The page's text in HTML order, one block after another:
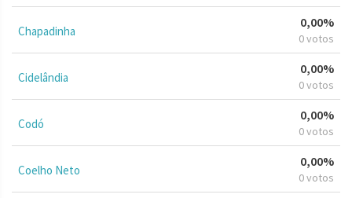
Chapadinha
0,00%
0 votos
Cidelândia
0,00%
0 votos
Codó
0,00%
0 votos
Coelho Neto
0,00%
0 votos